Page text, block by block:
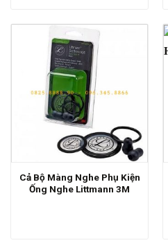
Cả Bộ Màng Nghe Phụ Kiện
Ống Nghe Littmann 3M